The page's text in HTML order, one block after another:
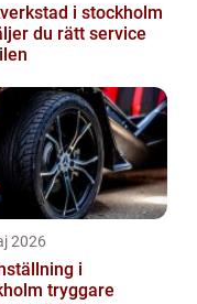
i stockholm
du rätt service
2026
i
tryggare